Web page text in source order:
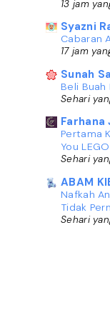
13 jam
Syazni
Cabaran
17 jam
Sunah
Beli
Sehari
Farhana
Pertama
You
Sehari
ABAM
Nafkah
Tidak
Sehari